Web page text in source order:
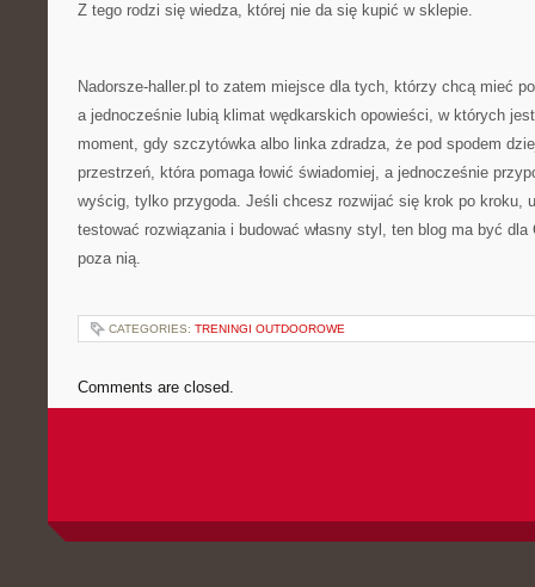
Z tego rodzi się wiedza, której nie da się kupić w sklepie.
Nadorsze-haller.pl to zatem miejsce dla tych, którzy chcą mieć
a jednocześnie lubią klimat wędkarskich opowieści, w których
moment, gdy szczytówka albo linka zdradza, że pod spodem
przestrzeń, która pomaga łowić świadomiej, a jednocześnie
wyścig, tylko przygoda. Jeśli chcesz rozwijać się krok po kroku,
testować rozwiązania i budować własny styl, ten blog ma być dla
poza nią.
CATEGORIES: TRENINGI OUTDOOROWE
Comments are closed.